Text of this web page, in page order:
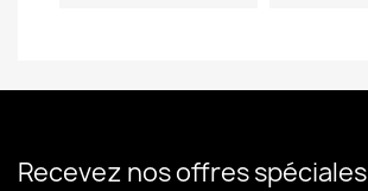
Recevez nos offres spéciales